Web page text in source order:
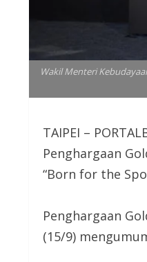
Wakil Menteri
TAIPEI –
Penghargaan
“Born for the
Penghargaan
(15/9)